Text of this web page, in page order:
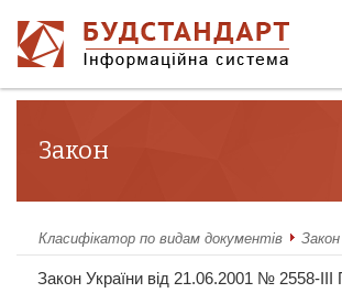
Закон
Класифікатор по видам документів Закон
Закон України від 21.06.2001 № 2558-III